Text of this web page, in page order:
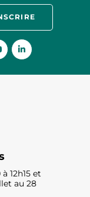
12h15 et
au 28